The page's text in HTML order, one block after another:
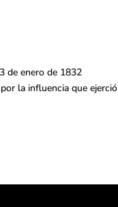
de enero de 1832
la influencia que ejerció